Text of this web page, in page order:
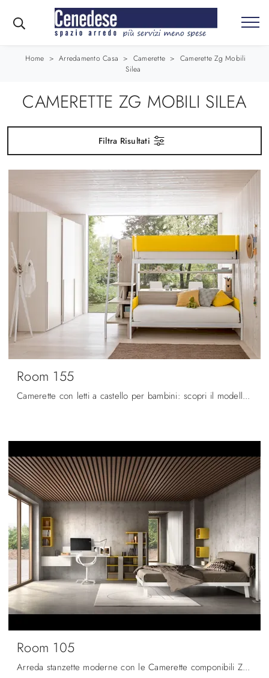
Home > Arredamento Casa > Camerette > Camerette Zg Mobili
Silea
CAMERETTE ZG MOBILI SILEA
Filtra Risultati
Room 155
Camerette con letti a castello per bambini: scopri il modello in melaminico Room 155 di Zg Mobili per stanzette moderne.
Room 105
Arreda stanzette moderne con le Camerette componibili Zg Mobili! Il modello Room 105 in melaminico è per ragazzi.